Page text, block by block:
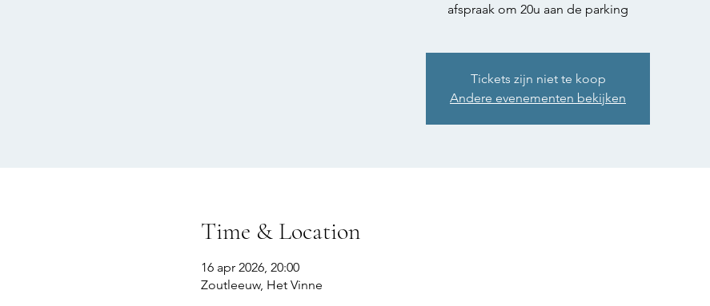
afspraak om 20u aan de parking
Tickets zijn niet te koop
Andere evenementen bekijken
Time & Location
16 apr 2026, 20:00
Zoutleeuw, Het Vinne